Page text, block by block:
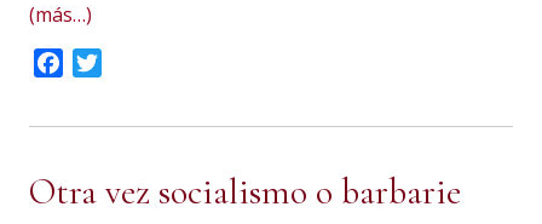
(más…)
Facebook
Otra vez socialismo o barbarie